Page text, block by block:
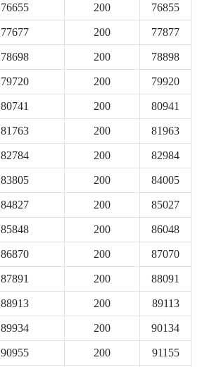
76655 200 76855
77677 200 77877
78698 200 78898
79720 200 79920
80741 200 80941
81763 200 81963
82784 200 82984
83805 200 84005
84827 200 85027
85848 200 86048
86870 200 87070
87891 200 88091
88913 200 89113
89934 200 90134
90955 200 91155